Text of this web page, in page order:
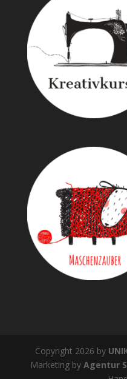
Copyright 2026 by
Marketing byAgentur